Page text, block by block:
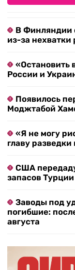
В Финляндии
из-за
«Остановить
России и
Появилось
Моджтабой
«Я не могу
главу
США
запасов Турции
Заводы под
погибшие:
августа